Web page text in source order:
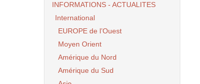
INFORMATIONS - ACTUALITES
International
EUROPE de l’Ouest
Moyen Orient
Amérique du Nord
Amérique du Sud